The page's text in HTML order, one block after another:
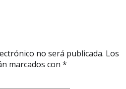
no será publicada. Los
marcados con *